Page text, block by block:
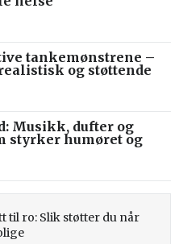
tankemønstrene –
og støttende
Musikk, dufter og
styrker humøret og
til ro: Slik støtter du når